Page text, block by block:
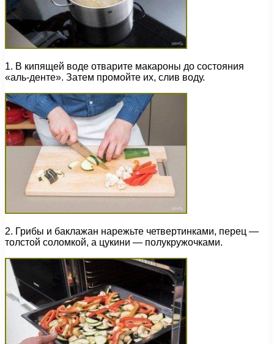
1. В кипящей воде отварите макароны до состояния
«аль-денте». Затем промойте их, слив воду.
2. Грибы и баклажан нарежьте четвертинками, перец —
толстой соломкой, а цукини — полукружочками.